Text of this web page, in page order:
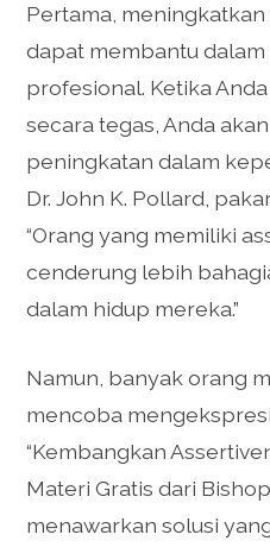
Pertama,
dapat membantu
profesional. Ketika
secara tegas, Anda
peningkatan dalam
Dr. John K. Pollard,
“Orang yang memiliki
cenderung lebih
dalam hidup mereka.”
Namun, banyak orang
mencoba
“Kembangkan
Materi Gratis dari
menawarkan solusi